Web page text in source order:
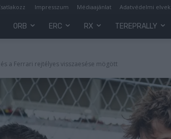
Impresszum Médiaajánlat Adatvédelmi elvek
ORB ERC RX TEREPRALLY
a Ferrari rejtélyes visszaesése mögött